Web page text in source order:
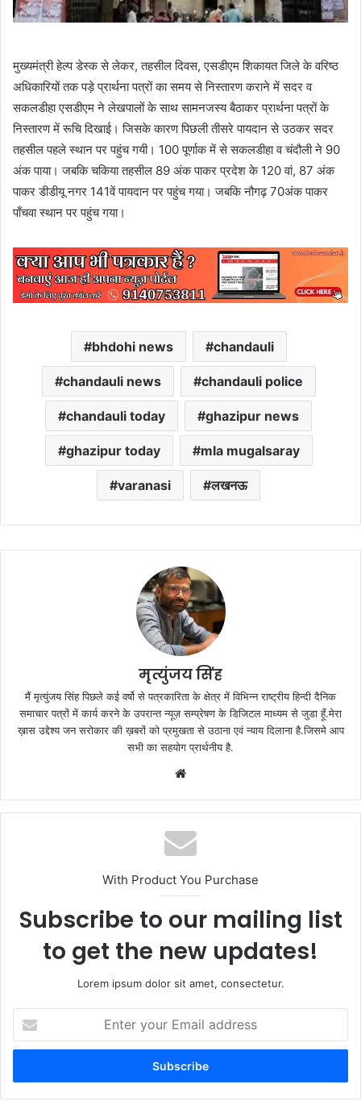
मुख्यमंत्री हेल्प डेस्क से लेकर, तहसील दिवस, एसडीएम शिकायत जिले के वरिष्ठ
अधिकारियों तक पड़े प्रार्थना पत्रों का समय से निस्तारण कराने में सदर व
सकलडीहा एसडीएम ने लेखपालों के साथ सामनजस्य बैठाकर प्रार्थना पत्रों के
निस्तारण में रूचि दिखाई। जिसके कारण पिछली तीसरे पायदान से उठकर सदर
तहसील पहले स्थान पर पहुंच गयी। 100 पूर्णाक में से सकलडीहा व चंदौली ने 90
अंक पाया। जबकि चकिया तहसील 89 अंक पाकर प्रदेश के 120 वां, 87 अंक
पाकर डीडीयू नगर 141वें पायदान पर पहुंच गया। जबकि नौगढ़ 70अंक पाकर
पाँचवा स्थान पर पहुंच गया।
bhdohi news chandauli
chandauli news chandauli police
chandauli today ghazipur news
ghazipur today mla mugalsaray
varanasi लखनऊ
मृत्युंजय सिंह
मैं मृत्युंजय सिंह पिछले कई वर्षो से पत्रकारिता के क्षेत्र में विभिन्न राष्ट्रीय हिन्दी दैनिक
समाचार पत्रों में कार्य करने के उपरान्त न्यूज़ सम्प्रेषण के डिजिटल माध्यम से जुडा हूँ.मेरा
ख़ास उद्देश्य जन सरोकार की ख़बरों को प्रमुखता से उठाना एवं न्याय दिलाना है.जिसमे आप
सभी का सहयोग प्रार्थनीय है.
With Product You Purchase
Subscribe to our mailing list
to get the new updates!
Lorem ipsum dolor sit amet, consectetur.
your
Email